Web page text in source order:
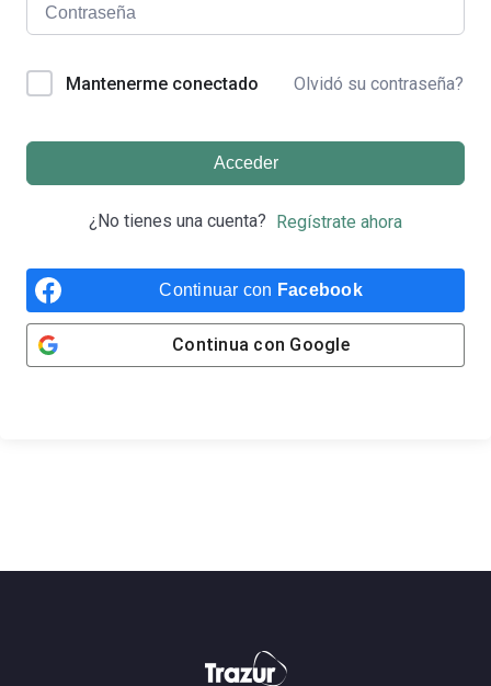
Mantenerme conectado Olvidó su contraseña?
Acceder
¿No tienes una cuenta? Regístrate ahora
Continuar con Facebook
Continua con Google